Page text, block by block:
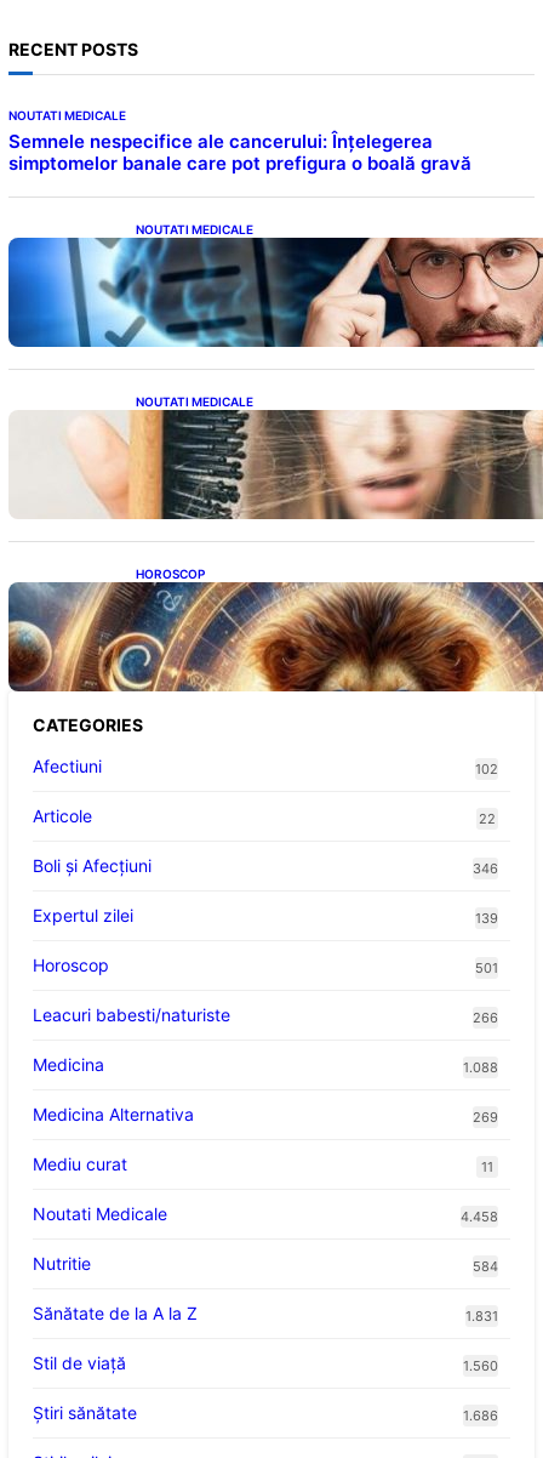
RECENT POSTS
NOUTATI MEDICALE
Semnele nespecifice ale cancerului: Înțelegerea
simptomelor banale care pot prefigura o boală gravă
NOUTATI MEDICALE
Inteligența dincolo de note: Semnele unui IQ
ridicat care nu țin de școală
NOUTATI MEDICALE
Semnele unei deficiențe de proteine:
Impactul asupra sănătății tale
HOROSCOP
Portalul Leului 8/8: Oportunități de
Abundență pentru Cinci Zodii în 2026
CATEGORIES
Afectiuni
102
Articole 22
Boli și Afecțiuni 346
Expertul zilei 139
Horoscop 501
Leacuri babesti/naturiste 266
Medicina 1.088
Medicina Alternativa 269
Mediu curat 11
Noutati Medicale 4.458
Nutritie 584
Sănătate de la A la Z 1.831
Stil de viaţă 1.560
Ştiri sănătate 1.686